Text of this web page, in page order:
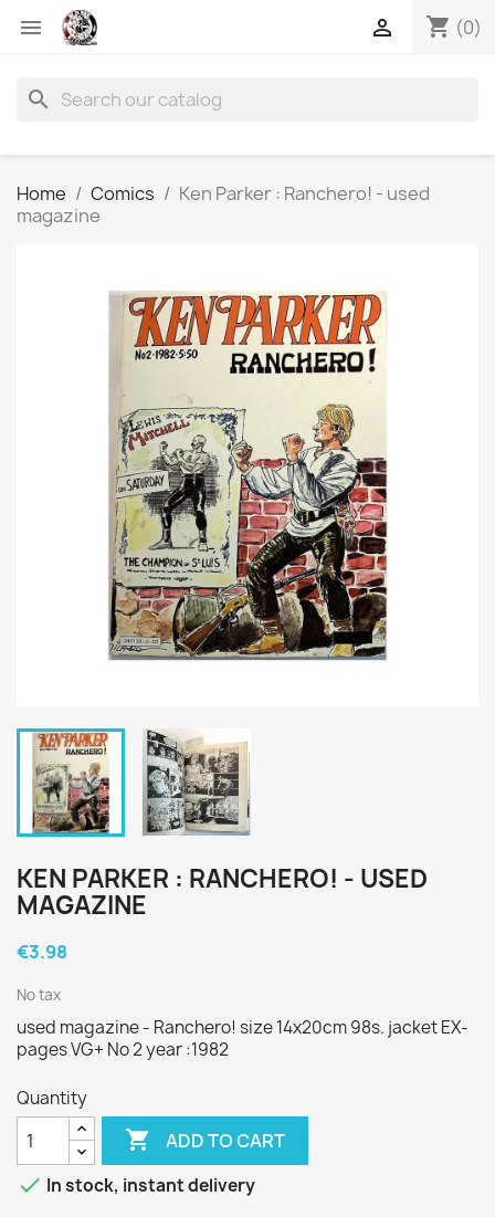
 shopping_cart (0)

search
Home Comics
Ken Parker : Ranchero! - used
magazine
KEN PARKER : RANCHERO! - USED
MAGAZINE
€3.98
No tax
used magazine - Ranchero! size 14x20cm 98s. jacket EX-
pages VG+ No 2 year :1982
Quantity
 ADD TO CART
 In stock, instant delivery